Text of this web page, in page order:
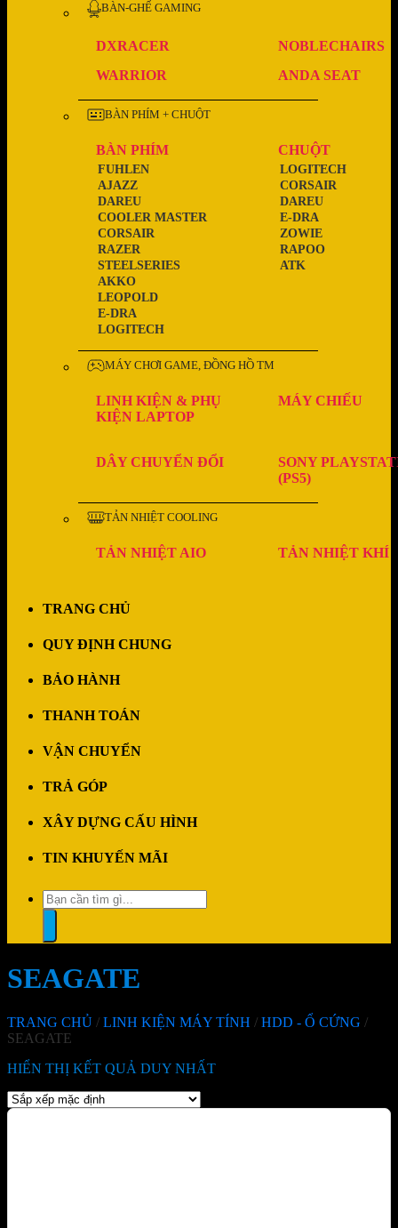
BÀN-GHẾ GAMING
DXRACER
NOBLECHAIRS
WARRIOR
ANDA SEAT
BÀN PHÍM + CHUỘT
BÀN PHÍM
LOGITECH
E-DRA
LEOPOLD
AKKO
STEELSERIES
RAZER
CORSAIR
COOLER MASTER
DAREU
AJAZZ
FUHLEN
CHUỘT
ATK
RAPOO
ZOWIE
E-DRA
DAREU
CORSAIR
LOGITECH
MÁY CHƠI GAME, ĐỒNG HỒ TM
LINH KIỆN & PHỤ
KIỆN LAPTOP
MÁY CHIẾU
DÂY CHUYỂN ĐỔI
SONY
(PS5)
TẢN NHIỆT COOLING
TẢN NHIỆT AIO TẢN NHIỆT KHÍ
TRANG CHỦ
QUY ĐỊNH CHUNG
BẢO HÀNH
THANH TOÁN
VẬN CHUYỂN
TRẢ GÓP
XÂY DỰNG CẤU HÌNH
TIN KHUYẾN MÃI
Tìm
kiếm:
SEAGATE
TRANG CHỦ / LINH KIỆN MÁY TÍNH / HDD - Ổ CỨNG /
SEAGATE
HIỂN THỊ KẾT QUẢ DUY NHẤT